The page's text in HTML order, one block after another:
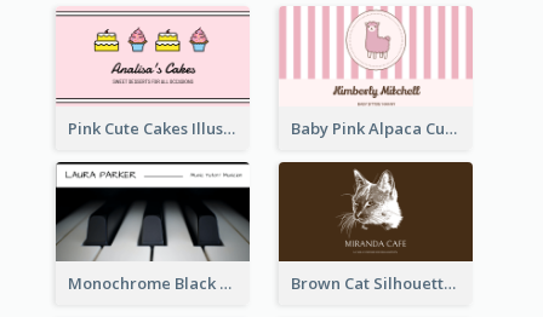
Pink Cute Cakes Illustration Cake Shop Business Card Baby Pink Alpaca Cute Illustration Business Card
Monochrome Black Piano Music Business Card Brown Cat Silhouette Cafe Business Card